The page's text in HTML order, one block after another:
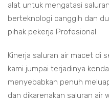
alat untuk mengatasi
berteknologi canggih dan
pihak pekerja Profesional.
Kinerja saluran air macet di
kami jumpai terjadinya
menyebabkan penuh
dan dikarenakan saluran